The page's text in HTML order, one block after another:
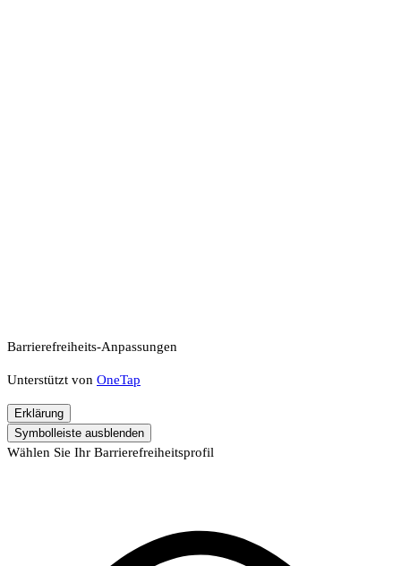
Barrierefreiheits-Anpassungen
Unterstützt von OneTap
Erklärung
Symbolleiste ausblenden
Wählen Sie Ihr Barrierefreiheitsprofil